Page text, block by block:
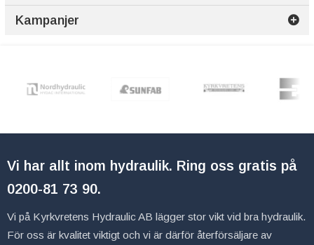
Kampanjer
Vi har allt inom hydraulik. Ring oss gratis på
0200-81 73 90.
Vi på Kyrkvretens Hydraulic AB lägger stor vikt vid bra hydraulik.
För oss är kvalitet viktigt och vi är därför återförsäljare av